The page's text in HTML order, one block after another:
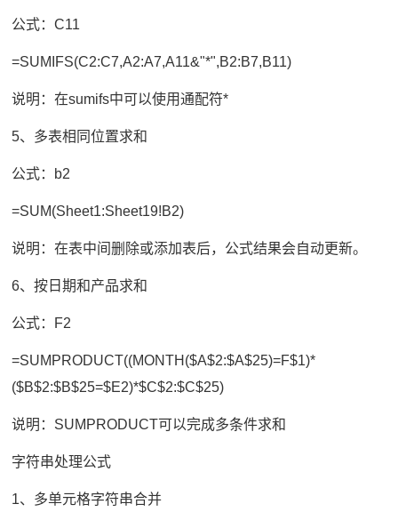
公式：C11
=SUMIFS(C2:C7,A2:A7,A11&"*",B2:B7,B11)
说明：在sumifs中可以使用通配符*
5、多表相同位置求和
公式：b2
=SUM(Sheet1:Sheet19!B2)
说明：在表中间删除或添加表后，公式结果会自动更新。
6、按日期和产品求和
公式：F2
=SUMPRODUCT((MONTH($A$2:$A$25)=F$1)*
($B$2:$B$25=$E2)*$C$2:$C$25)
说明：SUMPRODUCT可以完成多条件求和
字符串处理公式
1、多单元格字符串合并